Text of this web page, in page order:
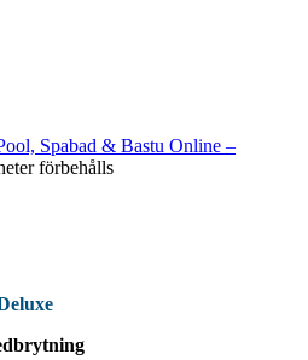
Spabad & Bastu Online –
förbehålls